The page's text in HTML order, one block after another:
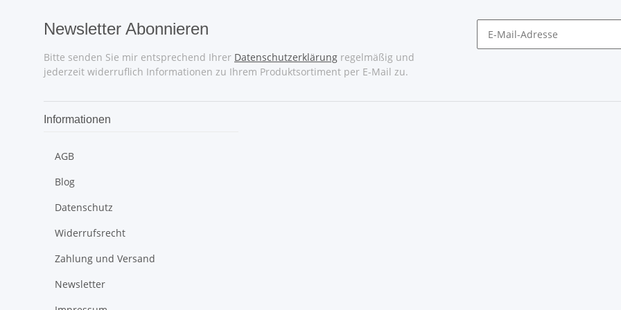
Newsletter Abonnieren
Bitte senden Sie mir entsprechend Ihrer Datenschutzerklärung regelmäßig und
jederzeit widerruflich Informationen zu Ihrem Produktsortiment per E-Mail zu.
Informationen
AGB
Blog
Datenschutz
Widerrufsrecht
Zahlung und Versand
Newsletter